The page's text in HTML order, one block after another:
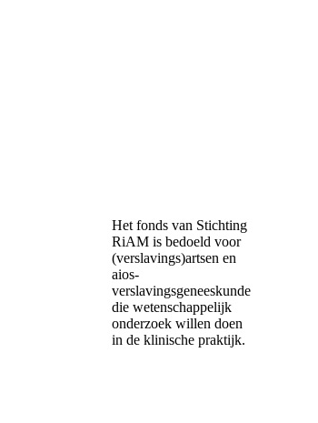
Het fonds van Stichting
RiAM is bedoeld voor
(verslavings)artsen en
aios-
verslavingsgeneeskunde
die wetenschappelijk
onderzoek willen doen
in de klinische praktijk.